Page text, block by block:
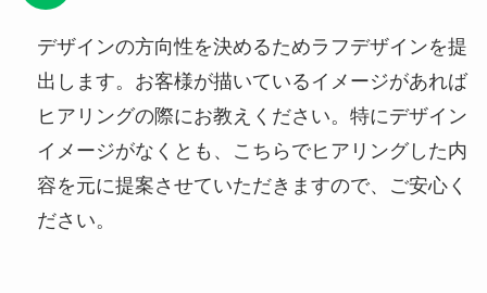
デザインの方向性を決めるためラフデザインを提
出します。お客様が描いているイメージがあれば
ヒアリングの際にお教えください。特にデザイン
イメージがなくとも、こちらでヒアリングした内
容を元に提案させていただきますので、ご安心く
ださい。